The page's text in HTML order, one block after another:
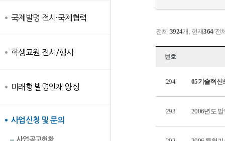
국제발명 전시·국제협력
학생교원 전시/행사
미래형 발명인재 양성
사업신청 및 문의
사업공고현황
전체:3924개, 현재364/전
번호
294 05기술혁신
293 2006년도